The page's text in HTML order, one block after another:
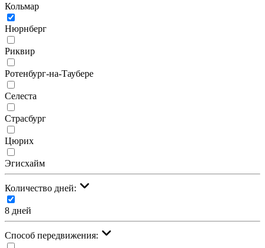
Кольмар
Нюрнберг
Риквир
Ротенбург-на-Таубере
Селеста
Страсбург
Цюрих
Эгисхайм
Количество дней:
8 дней
Cпособ передвижения: